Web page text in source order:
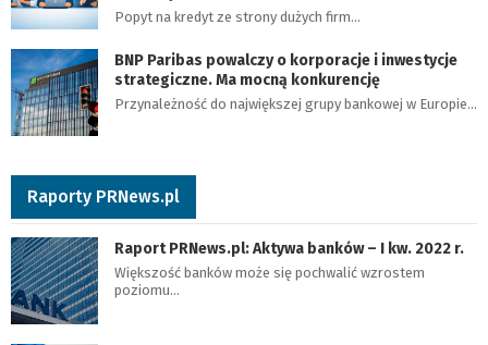
Popyt na kredyt ze strony dużych firm…
BNP Paribas powalczy o korporacje i inwestycje
strategiczne. Ma mocną konkurencję
Przynależność do największej grupy bankowej w Europie…
Raporty PRNews.pl
Raport PRNews.pl: Aktywa banków – I kw. 2022 r.
Większość banków może się pochwalić wzrostem
poziomu…